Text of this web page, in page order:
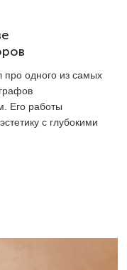
одного из самых
Его работы
с глубокими